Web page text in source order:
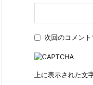
次回のコメン
上に表示された文